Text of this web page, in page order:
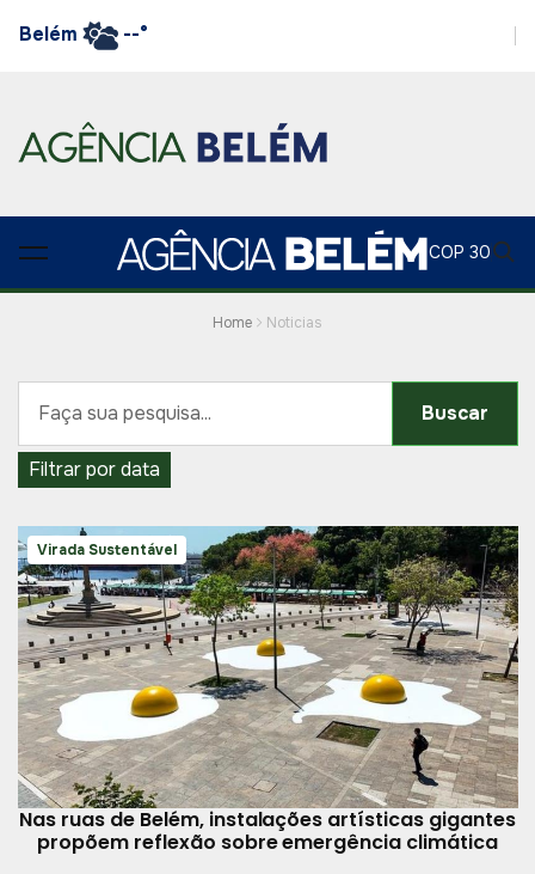
Belém --°
COP 30
Home Noticias
Buscar
Filtrar por data
Virada Sustentável
Nas ruas de Belém, instalações artísticas gigantes
propõem reflexão sobre emergência climática